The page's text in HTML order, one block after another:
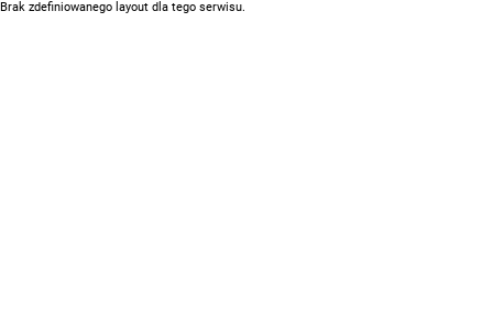
Brak zdefiniowanego layout dla tego serwisu.